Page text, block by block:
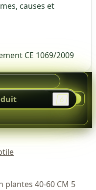
causes et
CE 1069/2009

40-60 CM 5